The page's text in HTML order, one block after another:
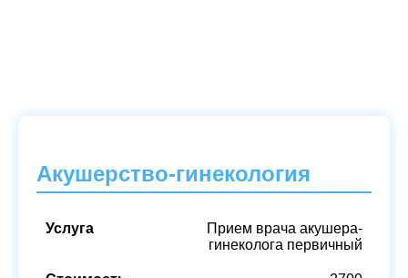
Акушерство-гинекология
Прием врача акушера-
гинеколога первичный